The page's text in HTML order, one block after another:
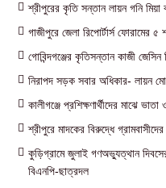
শ্রীপুরের কৃতি সন্তান লায়ন গনি মিয়া
গাজীপুরে জেলা রিপোর্টার্স ফোরামের
গোবিন্দগঞ্জের কৃতিসন্তান কাজী জেসিন
নিরাপদ সড়ক সবার অধিকার- লায়ন
কালীগঞ্জে প্রশিক্ষণার্থীদের মাঝে
শ্রীপুরে মাদকের বিরুদ্ধে
কুড়িগ্রামে জুলাই গণঅভ্যুত্থান
বিএনপি-ছাত্রদল